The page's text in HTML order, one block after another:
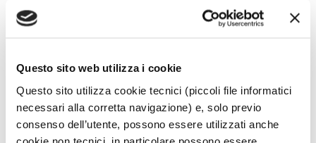
Questo sito web utilizza i cookie
Questo sito utilizza cookie tecnici (piccoli file informatici
necessari alla corretta navigazione) e, solo previo
consenso dell’utente, possono essere utilizzati anche
cookie non tecnici, in particolare possono essere
C
E
F
G
H
I